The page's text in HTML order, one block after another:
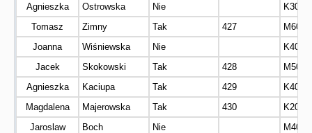
Agnieszka
Ostrowska Nie
K30
Tomasz
Zimny Tak 427
M60
Joanna
Wiśniewska Nie
K40
Jacek
Skokowski Tak 428
M50
Agnieszka
Kaciupa Tak 429
K40
Magdalena
Majerowska Tak 430
K20
Jaroslaw
Boch Nie
M40